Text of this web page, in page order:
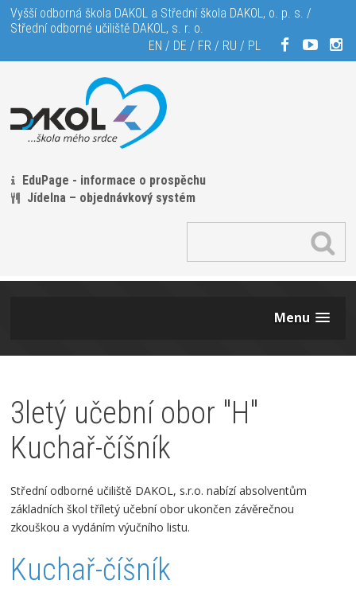
Vyšší odborná škola DAKOL a Střední škola DAKOL, o. p. s. /
Střední odborné učiliště DAKOL, s. r. o.
EN / DE / FR/ RU / PL
EduPage - informace o prospěchu
Jídelna – objednávkový systém
Menu
3letý učební obor "H"
Kuchař-číšník
Střední odborné učiliště DAKOL, s.r.o. nabízí absolventům
základních škol tříletý učební obor ukončen závěrečnou
zkouškou a vydáním výučního listu.
Kuchař-číšník